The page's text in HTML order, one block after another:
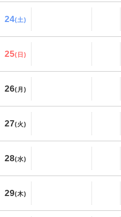
24(土)
25(日)
26(月)
27(火)
28(水)
29(木)